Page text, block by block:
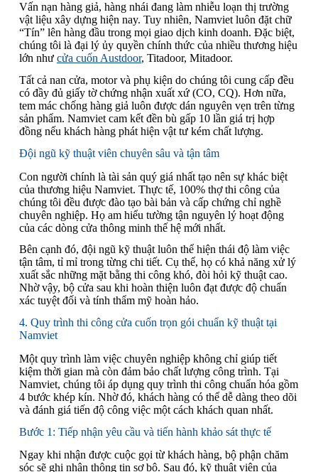
Vấn nạn hàng giả, hàng nhái đang làm nhiễu loạn thị trường
vật liệu xây dựng hiện nay. Tuy nhiên, Namviet luôn đặt chữ
“Tín” lên hàng đầu trong mọi giao dịch kinh doanh. Đặc biệt,
chúng tôi là đại lý ủy quyền chính thức của nhiều thương hiệu
lớn như cửa cuốn Austdoor, Titadoor, Mitadoor.
Tất cả nan cửa, motor và phụ kiện do chúng tôi cung cấp đều
có đầy đủ giấy tờ chứng nhận xuất xứ (CO, CQ). Hơn nữa,
tem mác chống hàng giả luôn được dán nguyên vẹn trên từng
sản phẩm. Namviet cam kết đền bù gấp 10 lần giá trị hợp
đồng nếu khách hàng phát hiện vật tư kém chất lượng.
Đội ngũ kỹ thuật viên chuyên sâu và tận tâm
Con người chính là tài sản quý giá nhất tạo nên sự khác biệt
của thương hiệu Namviet. Thực tế, 100% thợ thi công của
chúng tôi đều được đào tạo bài bản và cấp chứng chỉ nghề
chuyên nghiệp. Họ am hiểu tường tận nguyên lý hoạt động
của các dòng cửa thông minh thế hệ mới nhất.
Bên cạnh đó, đội ngũ kỹ thuật luôn thể hiện thái độ làm việc
tận tâm, tỉ mỉ trong từng chi tiết. Cụ thể, họ có khả năng xử lý
xuất sắc những mặt bằng thi công khó, đòi hỏi kỹ thuật cao.
Nhờ vậy, bộ cửa sau khi hoàn thiện luôn đạt được độ chuẩn
xác tuyệt đối và tính thẩm mỹ hoàn hảo.
4. Quy trình thi công cửa cuốn trọn gói chuẩn kỹ thuật tại
Namviet
Một quy trình làm việc chuyên nghiệp không chỉ giúp tiết
kiệm thời gian mà còn đảm bảo chất lượng công trình. Tại
Namviet, chúng tôi áp dụng quy trình thi công chuẩn hóa gồm
4 bước khép kín. Nhờ đó, khách hàng có thể dễ dàng theo dõi
và đánh giá tiến độ công việc một cách khách quan nhất.
Bước 1: Tiếp nhận yêu cầu và tiến hành khảo sát thực tế
Ngay khi nhận được cuộc gọi từ khách hàng, bộ phận chăm
sóc sẽ ghi nhận thông tin sơ bộ. Sau đó, kỹ thuật viên của